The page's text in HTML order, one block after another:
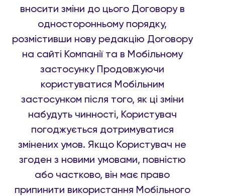
вносити зміни до цього Договору в
односторонньому порядку,
розмістивши нову редакцію Договору
на сайті Компанії та в Мобільному
застосунку Продовжуючи
користуватися Мобільним
застосунком після того, як ці зміни
набудуть чинності, Користувач
погоджується дотримуватися
змінених умов. Якщо Користувач не
згоден з новими умовами, повністю
або частково, він має право
припинити використання Мобільного